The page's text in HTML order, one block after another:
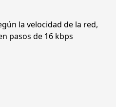
la velocidad de la red,
pasos de 16 kbps